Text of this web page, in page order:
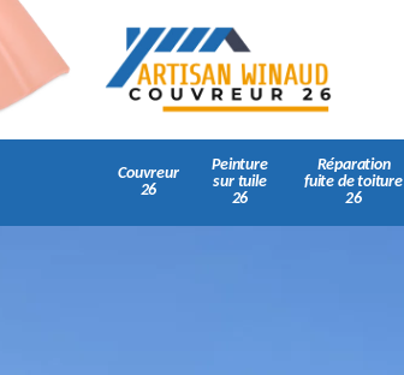
Couvreur
26
Peinture
sur tuile
26
Réparation
fuite de toiture
26